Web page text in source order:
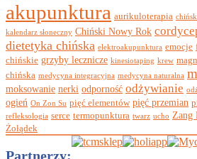
akupunktura aurikuloterapia
kalendarz słoneczny Chiński Nowy Rok
dietetyka chińska elektroakupunktura emocje
chińskie grzyby lecznicze kinesiotaping krew
chińska medycyna integracyjna medycyna naturalna
moksowanie nerki odporność odżywianie
ogień On Zon Su pięć elementów pięć przemian
refleksologia serce termopunktura twarz ucho Zang
Żołądek
Partnerzy: